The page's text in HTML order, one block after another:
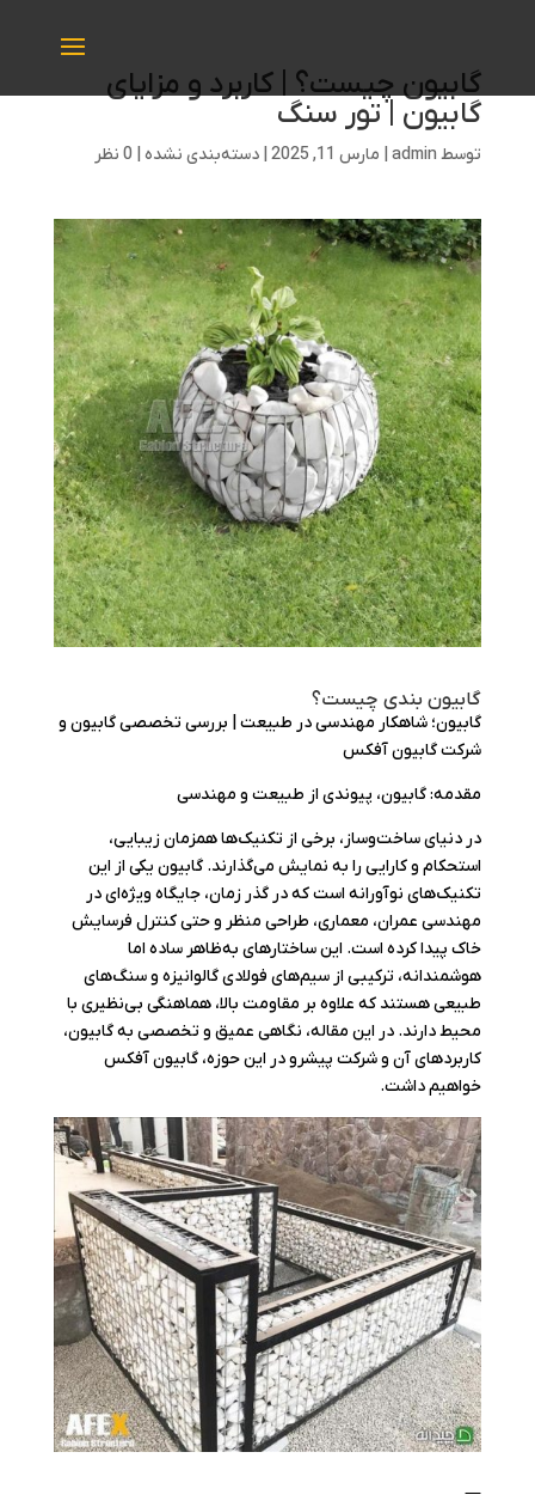
گابیون چیست؟ | کاربرد و مزایای
گابیون | تور سنگ
توسط admin
| مارس 11, 2025 | دسته‌بندی نشده| 0 نظر
گابیون بندی چیست؟
گابیون؛ شاهکار مهندسی در طبیعت | بررسی تخصصی گابیون و
شرکت گابیون آفکس
مقدمه: گابیون، پیوندی از طبیعت و مهندسی
در دنیای ساخت‌وساز، برخی از تکنیک‌ها همزمان زیبایی،
استحکام و کارایی را به نمایش می‌گذارند. گابیون یکی از این
تکنیک‌های نوآورانه است که در گذر زمان، جایگاه ویژه‌ای در
مهندسی عمران، معماری، طراحی منظر و حتی کنترل فرسایش
خاک پیدا کرده است. این ساختارهای به‌ظاهر ساده اما
هوشمندانه، ترکیبی از سیم‌های فولادی گالوانیزه و سنگ‌های
طبیعی هستند که علاوه بر مقاومت بالا، هماهنگی بی‌نظیری با
محیط دارند. در این مقاله، نگاهی عمیق و تخصصی به گابیون،
کاربردهای آن و شرکت پیشرو در این حوزه، گابیون آفکس
خواهیم داشت.
—